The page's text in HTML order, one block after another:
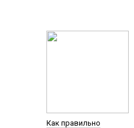
Как правильно